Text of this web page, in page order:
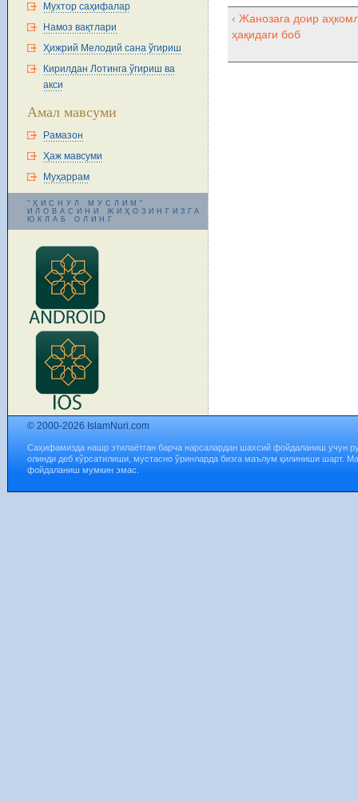
Мухтор саҳифалар
Намоз вақтлари
Ҳижрий Мелодий сана ўгириш
Кирилдан Лотинга ўгириш ва
акси
Амал мавсуми
Рамазон
Ҳаж мавсуми
Муҳаррам
"ҲИСНУЛ МУСЛИМ"
ИЛОВАСИНИ ЖИҲОЗИНГИЗГА
ЮКЛАБ ОЛИНГ
‹ Жанозага доир
ҳақидаги боб
© 2000-2026 IslamNuri.com
Саҳифамизда нашр этилаётган барча нарсалардан шахсий фойдаланиш учун
олинди деб кўрсатилиши, мустасно ўринларда бизга маълум қилиниши шарт.
фойдаланиш мумкин эмас.